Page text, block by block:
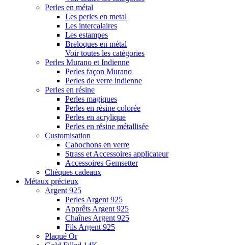
Perles en métal
Les perles en metal
Les intercalaires
Les estampes
Breloques en métal
Voir toutes les catégories
Perles Murano et Indienne
Perles façon Murano
Perles de verre indienne
Perles en résine
Perles magiques
Perles en résine colorée
Perles en acrylique
Perles en résine métallisée
Customisation
Cabochons en verre
Strass et Accessoires applicateur
Accessoires Gemsetter
Chèques cadeaux
Métaux précieux
Argent 925
Perles Argent 925
Apprêts Argent 925
Chaînes Argent 925
Fils Argent 925
Plaqué Or